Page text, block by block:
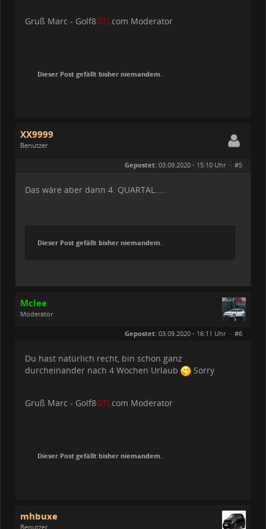
Gruß Marc - Golf8GTI.com Moderator
Dieser Post gefällt bisher niemandem.
XX9999
Benutzer
Dabei seit:
06 / 2020
Gepostet: 03.09.2020 - 15:10 Uhr · #5
Das wäre aber dann 4. QUARTAL.....
Dieser Post gefällt bisher niemandem.
Mclee
Moderator
Gepostet: 03.09.2020 - 16:11 Uhr · #6
Du hast natürlich recht, bin schon ganz
durcheinander nach 4 Wochen Urlaub
Sorry
Gruß Marc - Golf8GTI.com Moderator
Dieser Post gefällt bisher niemandem.
mhbuxe
Benutzer